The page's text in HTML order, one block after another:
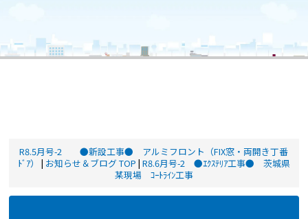
R8.5月号-2 ●新設工事● アルミフロント（FIX窓・両開き丁番
ﾄﾞｱ）
| お知らせ＆ブログ TOP | R8.6月号-2 ●ｴｸｽﾃﾘｱ工事● 茨城県
某現場 ｺｰﾄﾗｲﾝ工事